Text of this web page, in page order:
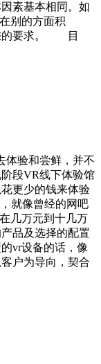
素基本相同。如
别的方面积
的要求。 目
验和尝鲜，并不
段VR线下体验馆
更少的钱来体验
就像曾经的网吧
几万元到十几万
品及选择的配置
vr设备的话，像
户为导向，契合